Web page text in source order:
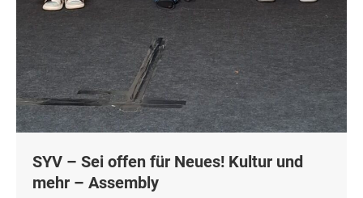
SYV – Sei offen für Neues! Kultur und
mehr – Assembly